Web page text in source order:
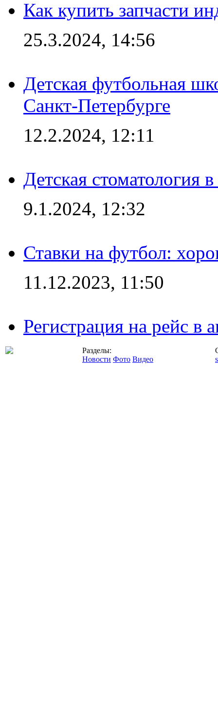
Как купить запчасти
25.3.2024, 14:56
Детская футбольная
Санкт-Петербурге
12.2.2024, 12:11
Детская стоматология
9.1.2024, 12:32
Ставки на футбол:
11.12.2023, 11:50
Регистрация на рейс в
Разделы:
Новости Фото Видео